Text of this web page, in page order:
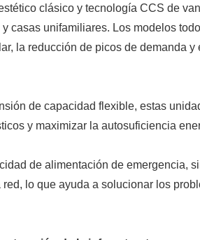
clásico y tecnología CCS de
unifamiliares. Los modelos
la reducción de picos de demanda
de capacidad flexible, estas
y maximizar la autosuficiencia
de alimentación de emergencia,
lo que ayuda a solucionar los